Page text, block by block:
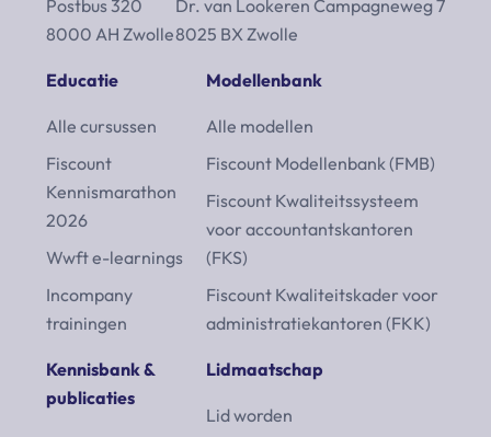
Postbus 320
8000 AH Zwolle
Dr. van Lookeren Campagneweg 7
8025 BX Zwolle
Educatie
Alle cursussen
Fiscount
Kennismarathon
2026
Wwft e-learnings
Incompany
trainingen
Modellenbank
Alle modellen
Fiscount Modellenbank (FMB)
Fiscount Kwaliteitssysteem
voor accountantskantoren
(FKS)
Fiscount Kwaliteitskader voor
administratiekantoren (FKK)
Kennisbank &
publicaties
Lidmaatschap
Lid worden